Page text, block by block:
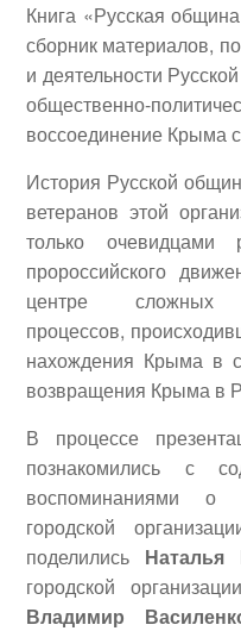
Книга «Русская
сборник материалов,
и деятельности
общественно-
воссоединение Крыма
История Русской
ветеранов этой
только
пророссийского
центре сложных
процессов,
нахождения Крыма в
возвращения Крыма в
В процессе
познакомились с
воспоминаниями о
городской
поделились Наталья
городской
Владимир